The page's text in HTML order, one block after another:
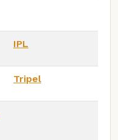
IPL
Tripel